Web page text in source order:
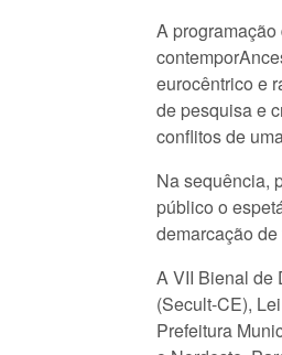
A
eurocêntrico e
de pesquisa e
conflitos de
Na sequência,
público o
demarcação
A VII Bienal de
(Secult-CE),
Prefeitura